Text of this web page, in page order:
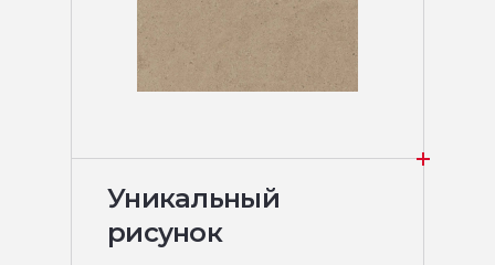
Уникальный
рисунок